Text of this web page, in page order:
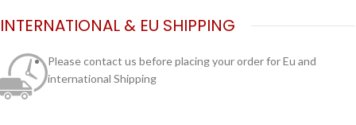
INTERNATIONAL & EU SHIPPING
Please contact us before placing your order for Eu and
international Shipping